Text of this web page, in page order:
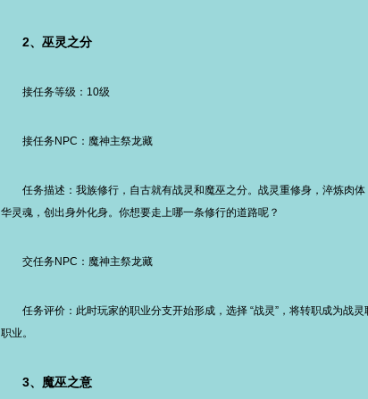
2、巫灵之分
接任务等级：10级
接任务NPC：魔神主祭龙藏
任务描述：我族修行，自古就有战灵和魔巫之分。战灵重修身，淬炼肉体
华灵魂，创出身外化身。你想要走上哪一条修行的道路呢？
交任务NPC：魔神主祭龙藏
任务评价：此时玩家的职业分支开始形成，选择 “战灵”，将转职成为战灵
职业。
3、魔巫之意